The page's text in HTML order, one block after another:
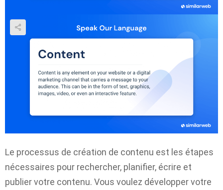
Le processus de création de contenu est les étapes
nécessaires pour rechercher, planifier, écrire et
publier votre contenu. Vous voulez développer votre